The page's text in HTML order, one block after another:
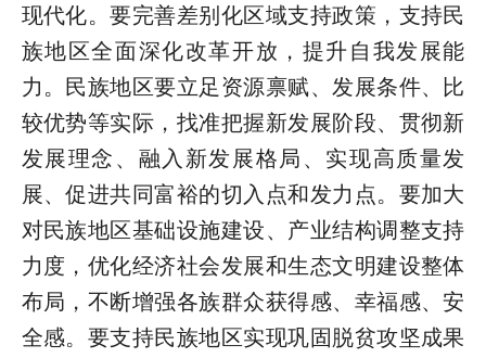
现代化。要完善差别化区域支持政策，支持民
族地区全面深化改革开放，提升自我发展能
力。民族地区要立足资源禀赋、发展条件、比
较优势等实际，找准把握新发展阶段、贯彻新
发展理念、融入新发展格局、实现高质量发
展、促进共同富裕的切入点和发力点。要加大
对民族地区基础设施建设、产业结构调整支持
力度，优化经济社会发展和生态文明建设整体
布局，不断增强各族群众获得感、幸福感、安
全感。要支持民族地区实现巩固脱贫攻坚成果